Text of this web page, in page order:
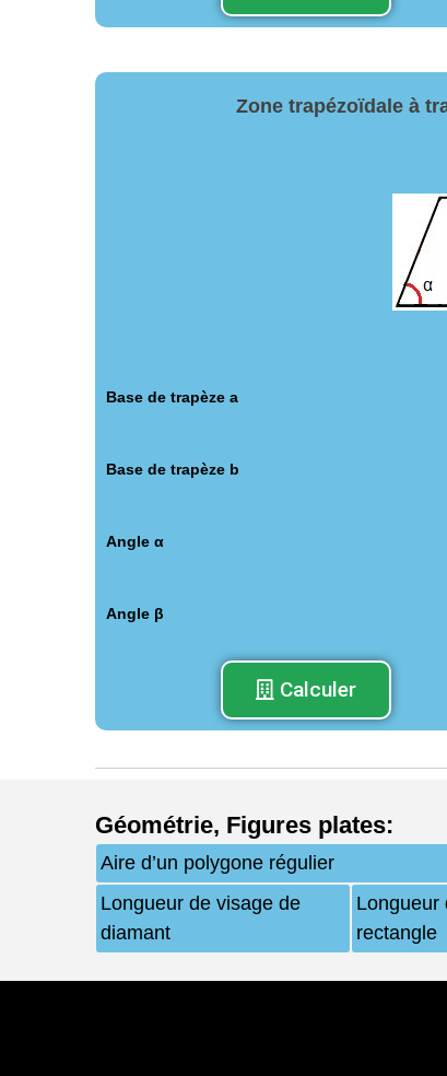
Zone trapézoïdale à
Base de trapèze a
Base de trapèze b
Angle α
Angle β
Calculer
Géométrie, Figures plates:
Aire d’un polygone régulier
Longueur de visage de
diamant
Longueur
rectangle